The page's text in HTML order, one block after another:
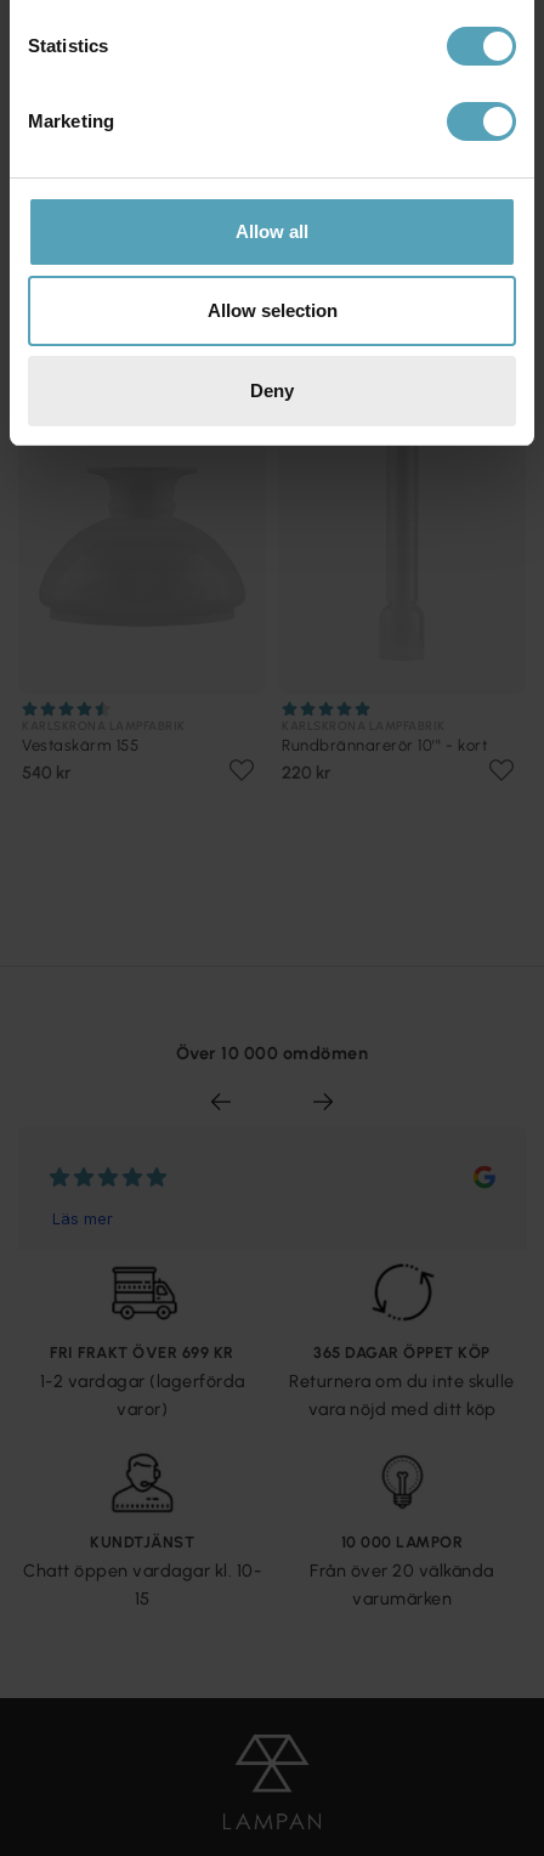
Statistics
Marketing
Allow all
Allow selection
Deny
Rundveke 14''' Vestaskärm 235
Vestaskärm 155
540 kr
Rundbrännarerör 10''' - kort
220 kr
Över 10 000 omdömen
FRI FRAKT ÖVER 699 KR
1-2 vardagar (lagerförda
varor)
365 DAGAR ÖPPET KÖP
Returnera om du inte skulle
vara nöjd med ditt köp
KUNDTJÄNST
Chatt öppen vardagar kl. 10-
15
10 000 LAMPOR
Från över 20 välkända
varumärken